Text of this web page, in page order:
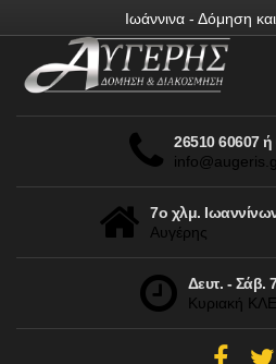
Ιωάννινα - Δόμηση
26510 60607
7ο χλμ.
Αυγέρης
Δευτ. - Σάβ.
Κυριακή